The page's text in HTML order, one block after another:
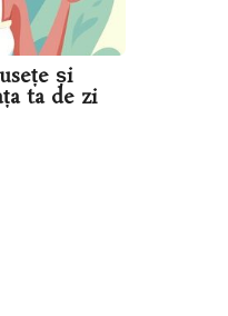
și
ta de zi